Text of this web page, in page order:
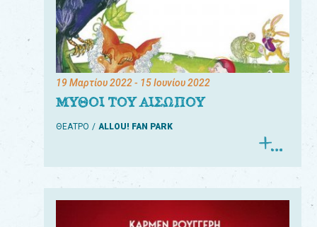
19 Μαρτίου 2022- 15 Ιουνίου 2022
ΜΥΘΟΙ ΤΟΥ ΑΙΣΩΠΟΥ
ΘΕΑΤΡΟ ALLOU! FAN PARK